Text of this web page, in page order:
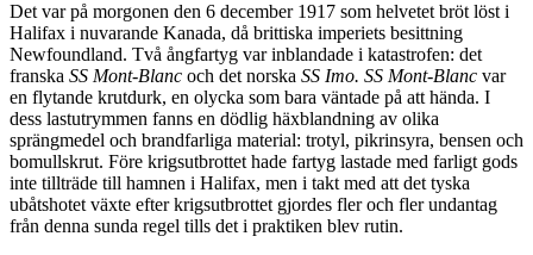
Det var på morgonen den 6 december 1917 som helvetet bröt löst i
Halifax i nuvarande Kanada, då brittiska imperiets besittning
Newfoundland. Två ångfartyg var inblandade i katastrofen: det
franska SS Mont-Blanc och det norska SS Imo. SS Mont-Blanc var
en flytande krutdurk, en olycka som bara väntade på att hända. I
dess lastutrymmen fanns en dödlig häxblandning av olika
sprängmedel och brandfarliga material: trotyl, pikrinsyra, bensen och
bomullskrut. Före krigsutbrottet hade fartyg lastade med farligt gods
inte tillträde till hamnen i Halifax, men i takt med att det tyska
ubåtshotet växte efter krigsutbrottet gjordes fler och fler undantag
från denna sunda regel tills det i praktiken blev rutin.